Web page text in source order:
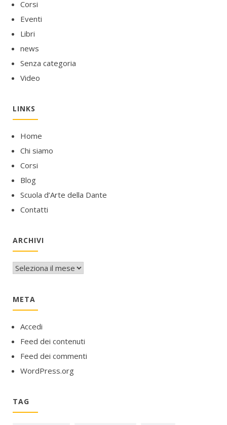
Corsi
Eventi
Libri
news
Senza categoria
Video
LINKS
Home
Chi siamo
Corsi
Blog
Scuola d’Arte della Dante
Contatti
ARCHIVI
Archivi
META
Accedi
Feed dei contenuti
Feed dei commenti
WordPress.org
TAG